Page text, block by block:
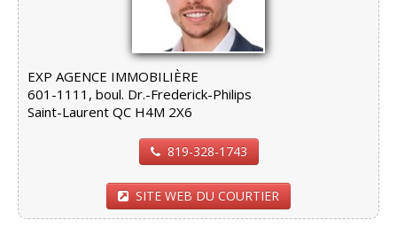
EXP AGENCE IMMOBILIÈRE
601-1111, boul. Dr.-Frederick-Philips
Saint-Laurent QC H4M 2X6
819-328-1743
SITE WEB DU COURTIER